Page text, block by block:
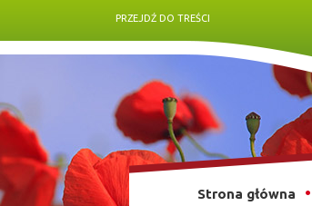
PRZEJDŹ DO TREŚCI
Strona główna